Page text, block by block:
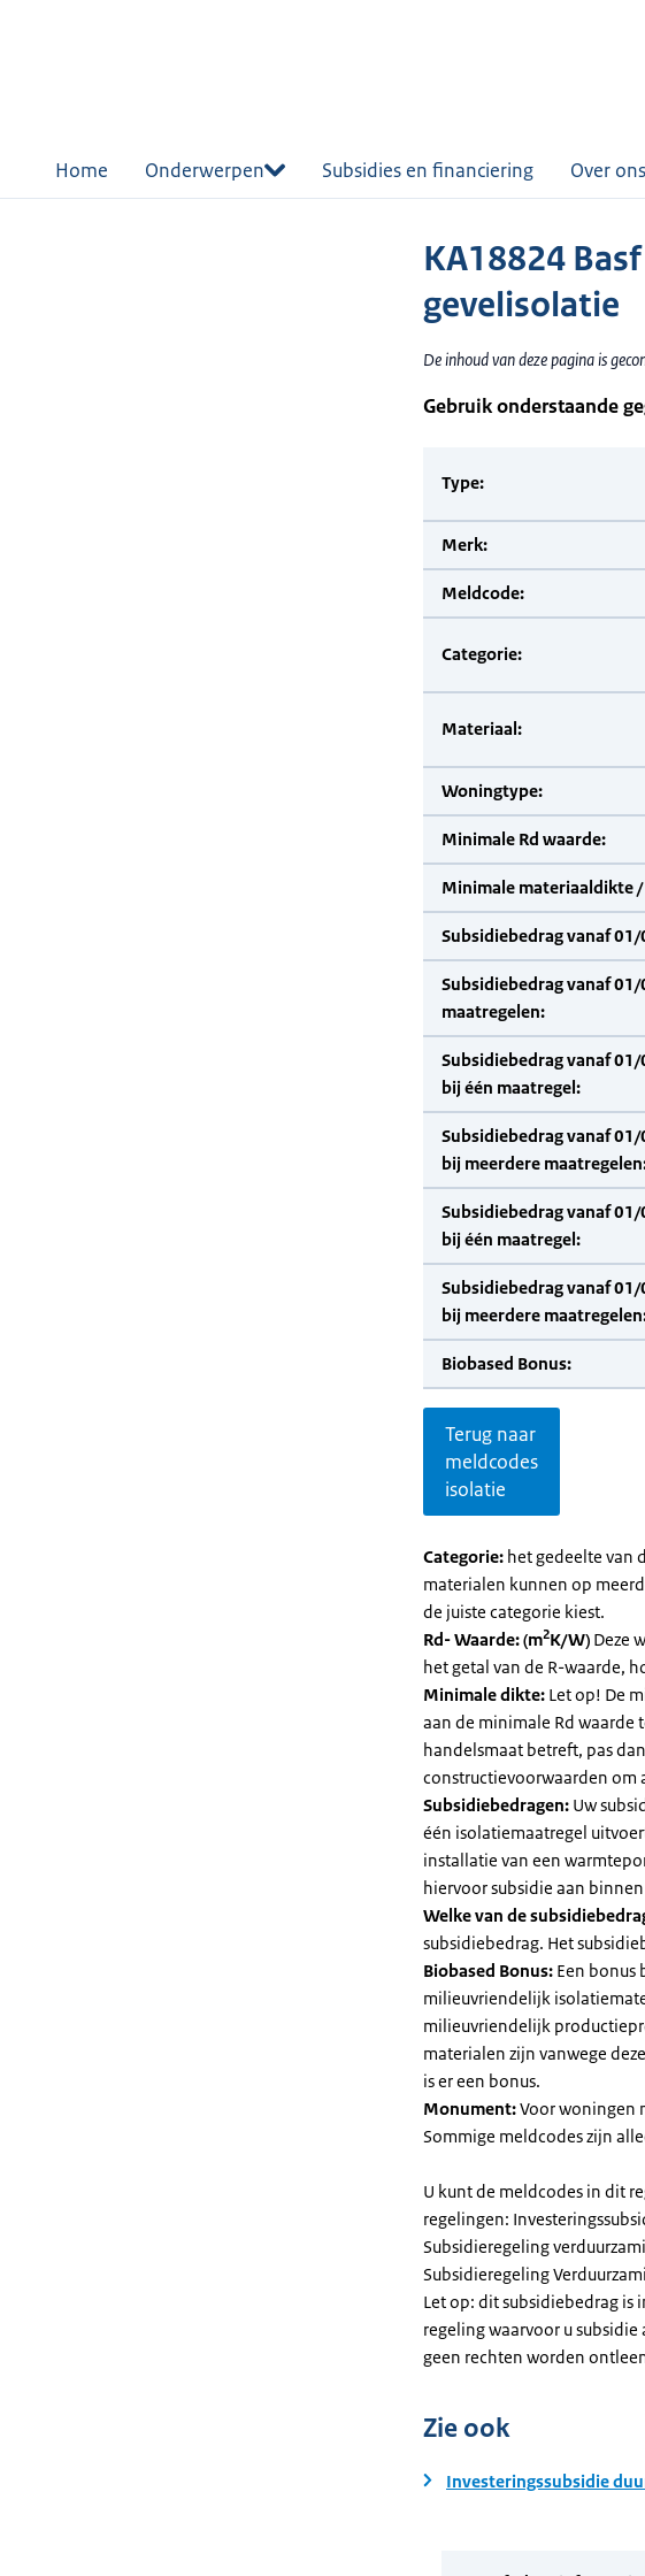
Home Onderwerpen Subsidies en financiering Over ons
KA18824
gevelisolatie
De inhoud van deze pagina is
Gebruik onderstaande
Type:
Merk:
Meldcode:
Categorie:
Materiaal:
Woningtype:
Minimale Rd waarde:
Minimale materiaaldikte
Subsidiebedrag vanaf
Subsidiebedrag vanaf
maatregelen:
Subsidiebedrag vanaf
bij één maatregel:
Subsidiebedrag vanaf
bij meerdere
Subsidiebedrag vanaf
bij één maatregel:
Subsidiebedrag vanaf
bij meerdere
Biobased Bonus:
Terug naar
meldcodes
isolatie
Categorie: het gedeelte van
materialen kunnen op
de juiste categorie kiest.
Rd- Waarde: (m2K/W) Deze
het getal van de R-waarde,
Minimale dikte: Let op! De
aan de minimale Rd
handelsmaat betreft, pas
constructievoorwaarden om
Subsidiebedragen: Uw
één isolatiemaatregel
installatie van een
hiervoor subsidie aan
Welke van de
subsidiebedrag. Het
Biobased Bonus: Een bonus
milieuvriendelijk
milieuvriendelijk
materialen zijn vanwege
is er een bonus.
Monument:Voor woningen
Sommige meldcodes zijn
U kunt de meldcodes in dit
regelingen:
Subsidieregeling
Subsidieregeling
Let op: dit subsidiebedrag is
regeling waarvoor u
geen rechten worden
Zie ook
Investeringssubsidie